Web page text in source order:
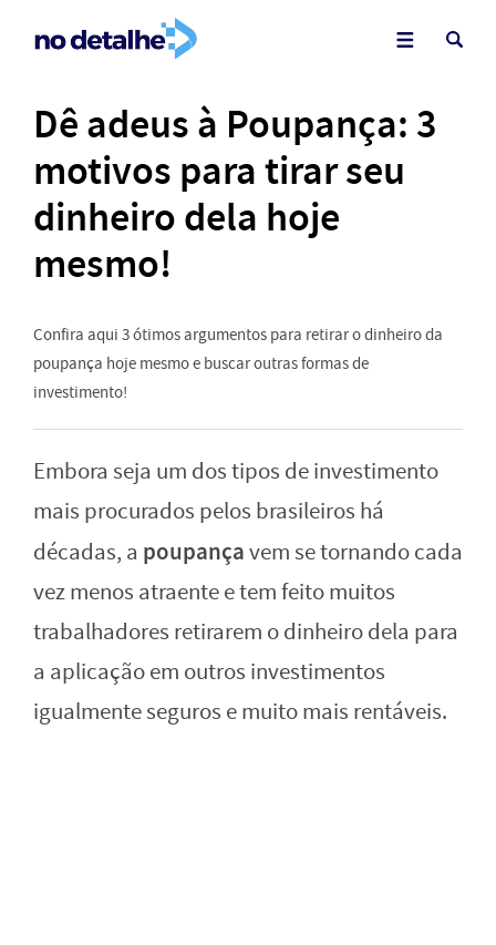
Dê adeus à Poupança: 3
motivos para tirar seu
dinheiro dela hoje
mesmo!
Confira aqui 3 ótimos argumentos para retirar o dinheiro da
poupança hoje mesmo e buscar outras formas de
investimento!
Embora seja um dos tipos de investimento
mais procurados pelos brasileiros há
décadas, a poupançavem se tornando cada
vez menos atraente e tem feito muitos
trabalhadores retirarem o dinheiro dela para
a aplicação em outros investimentos
igualmente seguros e muito mais rentáveis.